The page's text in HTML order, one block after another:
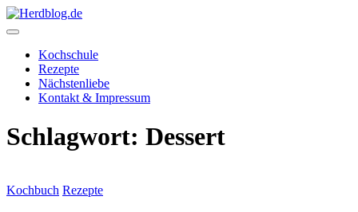
Skip
to
Herdblog.de
Kochschule
Rezepte
Nächstenliebe
Kontakt & Impressum
Schlagwort: Dessert
Kochbuch Rezepte